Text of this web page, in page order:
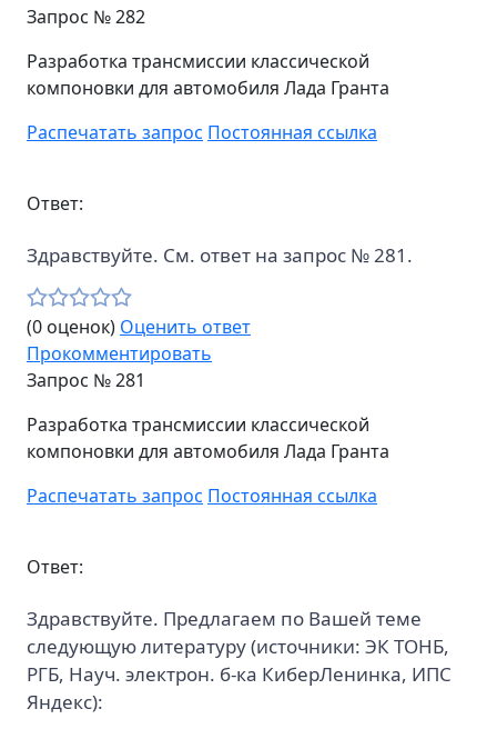
Запрос №282
Разработка трансмиссии классической
компоновки для автомобиля Лада Гранта
Распечатать запрос Постоянная ссылка
Ответ:
Здравствуйте. См. ответ на запрос № 281.
(0 оценок) Оценить ответ
Прокомментировать
Запрос №281
Разработка трансмиссии классической
компоновки для автомобиля Лада Гранта
Распечатать запрос Постоянная ссылка
Ответ:
Здравствуйте. Предлагаем по Вашей теме
следующую литературу (источники: ЭК ТОНБ,
РГБ, Науч. электрон. б-ка КиберЛенинка, ИПС
Яндекс):